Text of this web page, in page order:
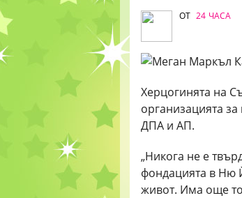
ОТ 24 ЧАСА
Херцогинята на
организацията
ДПА и АП.
„Никога не е
фондацията в Ню
живот. Има още